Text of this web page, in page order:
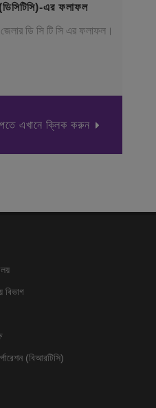
(ডিসিটিসি)-এর ফলাফল
ডি সি টি সি এর ফলাফল।
এখানে ক্লিক করুন
বিভাগ
(বিআরটিসি)